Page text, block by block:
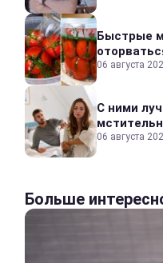
Быстрые
06 августа
С ними
06 августа
Больше